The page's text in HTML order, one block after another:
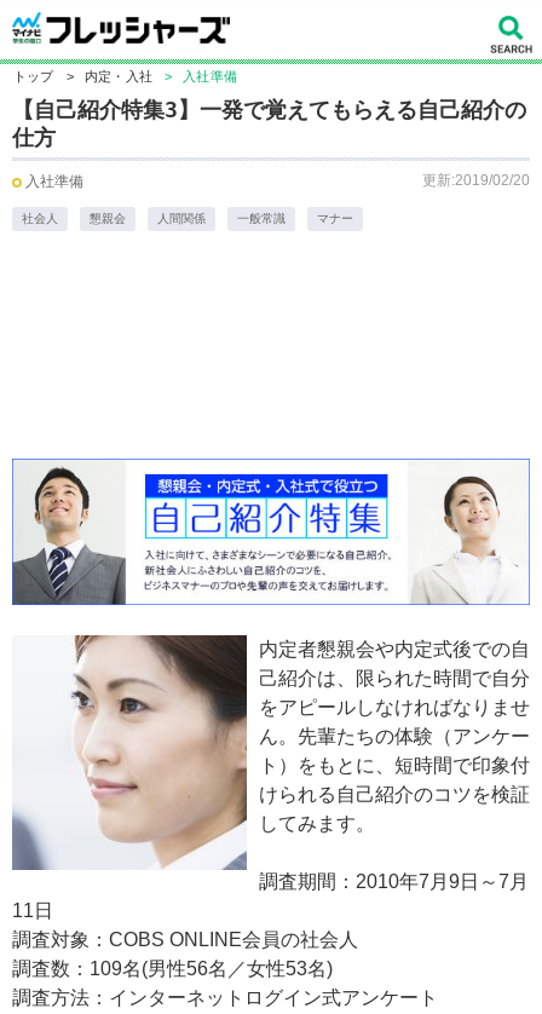
トップ > 内定・入社 > 入社準備
【自己紹介特集3】一発で覚えてもらえる自己紹介の
仕方
入社準備 更新:2019/02/20
社会人 懇親会 人間関係 一般常識 マナー
内定者懇親会や内定式後での自
己紹介は、限られた時間で自分
をアピールしなければなりませ
ん。先輩たちの体験（アンケー
ト）をもとに、短時間で印象付
けられる自己紹介のコツを検証
してみます。
調査期間：2010年7月9日～7月
11日
調査対象：COBS ONLINE会員の社会人
調査数：109名(男性56名／女性53名)
調査方法：インターネットログイン式アンケート